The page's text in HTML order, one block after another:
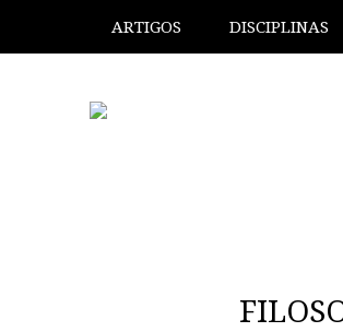
ARTIGOS DISCIPLINAS